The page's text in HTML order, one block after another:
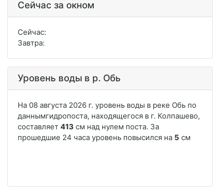
Сейчас за окном
Сейчас:
Завтра:
Уровень воды в р. Обь